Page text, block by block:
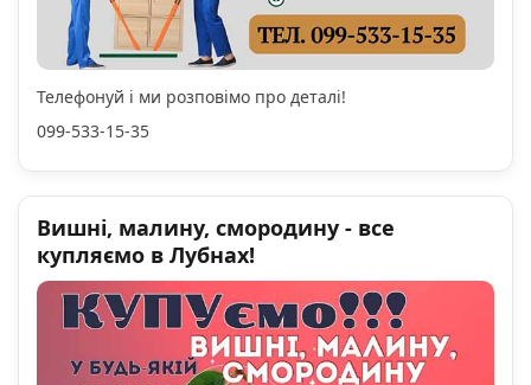
Телефонуй і ми розповімо про деталі!
099-533-15-35
Вишні, малину, смородину - все
купляємо в Лубнах!